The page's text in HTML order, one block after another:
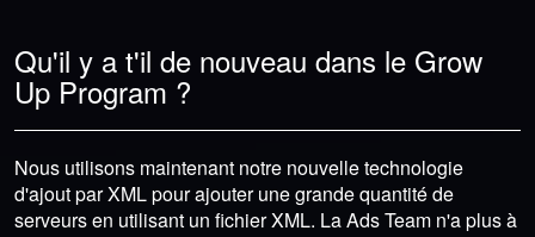
Qu'il y a t'il de nouveau dans le Grow
Up Program ?
Nous utilisons maintenant notre nouvelle technologie
d'ajout par XML pour ajouter une grande quantité de
serveurs en utilisant un fichier XML. La Ads Team n'a plus à